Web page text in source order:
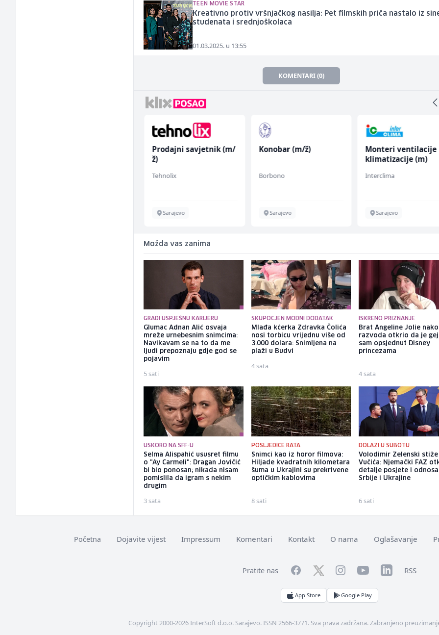
TEEN MOVIE STAR
Kreativno protiv vršnjačkog nasilja: Pet filmskih priča nastalo iz
studenata i srednjoškolaca
01.03.2025. u 13:55
KOMENTARI (0)
Prodajni savjetnik (m/
ž)
Tehnolix
Sarajevo
Konobar (m/ž)
Borbono
Sarajevo
Monteri ventilacije
klimatizacije (m)
Interclima
Sarajevo
Možda vas zanima
GRADI USPJEŠNU KARIJERU
Glumac Adnan Alić osvaja
mreže urnebesnim snimcima:
Navikavam se na to da me
ljudi prepoznaju gdje god se
pojavim
5 sati
SKUPOCJEN MODNI DODATAK
Mlađa kćerka Zdravka Čolića
nosi torbicu vrijednu više od
3.000 dolara: Snimljena na
plaži u Budvi
4 sata
ISKRENO PRIZNANJE
Brat Angeline Jolie
razvoda otkrio da je
sam opsjednut Disney
princezama
4 sata
USKORO NA SFF-U
Selma Alispahić ususret filmu
o "Ay Carmeli": Dragan Jovičić
bi bio ponosan; nikada nisam
pomislila da igram s nekim
drugim
3 sata
POSLJEDICE RATA
Snimci kao iz horor filmova:
Hiljade kvadratnih kilometara
šuma u Ukrajini su prekrivene
optičkim kablovima
8 sati
DOLAZI U SUBOTU
Volodimir Zelenski stiže
Vučića: Njemački FAZ
detalje posjete i odnosa
Srbije i Ukrajine
6 sati
Početna Dojavite vijest Impressum Komentari Kontakt O nama Oglašavanje
Pratite nas FacebookTwitterInstagramYouTubeLinkedInRSS
App Store Google Play
Copyright 2000-2026 InterSoft d.o.o. Sarajevo. ISSN 2566-3771. Sva prava zadržana. Zabranjeno